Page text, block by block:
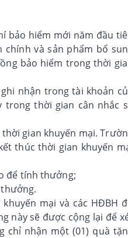
bảo hiểm mới năm đầu
và sản phẩm bổ
bảo hiểm trong thời
nhận trong tài khoản
trong thời gian cân nhắc
gian khuyến mại.
thúc thời gian khuyến
để tính thưởng;
mại và các HĐBH
này sẽ được cộng lại để
chỉ nhận một (01) quà